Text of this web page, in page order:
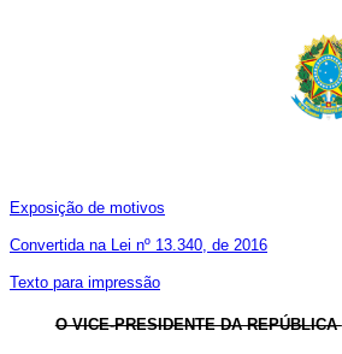
Exposição de motivos
Convertida na Lei nº 13.340, de 2016
Texto para impressão
O VICE-PRESIDENTE DA REPÚBLICA